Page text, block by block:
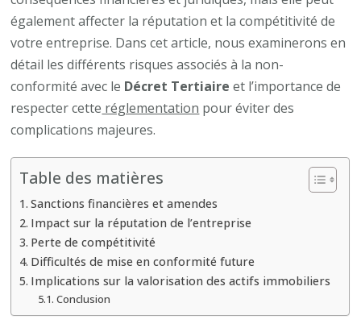
Décret
Tertiaire
?
également affecter la réputation et la compétitivité de
votre entreprise. Dans cet article, nous examinerons en
détail les différents risques associés à la non-
conformité avec le Décret Tertiaire et l’importance de
respecter cette réglementation pour éviter des
complications majeures.
Table des matières
Sanctions financières et amendes
Impact sur la réputation de l’entreprise
Perte de compétitivité
Difficultés de mise en conformité future
Implications sur la valorisation des actifs immobiliers
Conclusion